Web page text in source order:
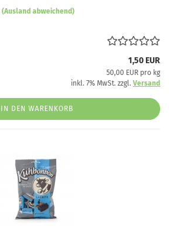
(Ausland abweichend)
1,50 EUR
50,00 EUR pro kg
inkl. 7% MwSt. zzgl. Versand
IN DEN WARENKORB